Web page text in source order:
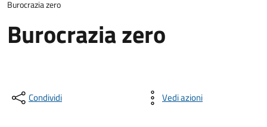
Burocrazia zero
Burocrazia zero
Condividi Vedi azioni